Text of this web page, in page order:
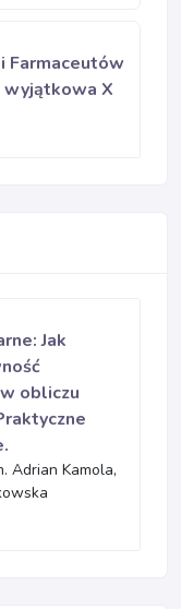
Farmaceutów
wyjątkowa X
Jak
obliczu
Adrian Kamola,